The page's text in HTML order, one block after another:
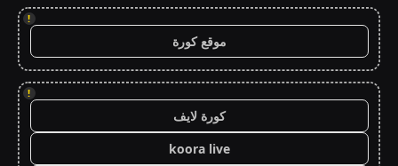
!
موقع كورة
!
كورة لايف
koora live